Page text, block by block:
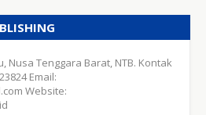
Nusa Tenggara Barat, NTB. Kontak
Email:
Website: